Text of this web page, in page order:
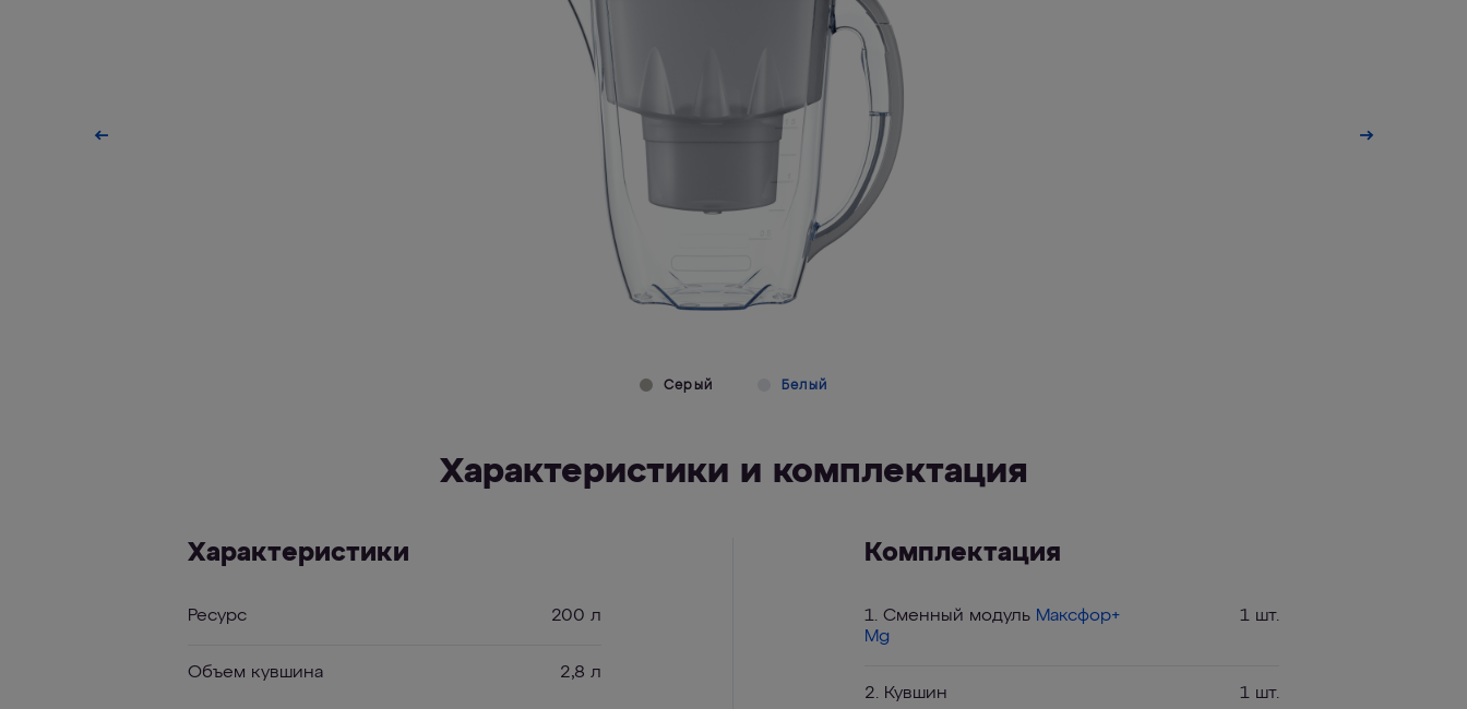
Серый Белый
Характеристики и комплектация
Характеристики
Ресурс 200 л
Объем кувшина 2,8 л
Комплектация
1. Сменный модуль Максфор+
Mg
1 шт.
2. Кувшин 1 шт.